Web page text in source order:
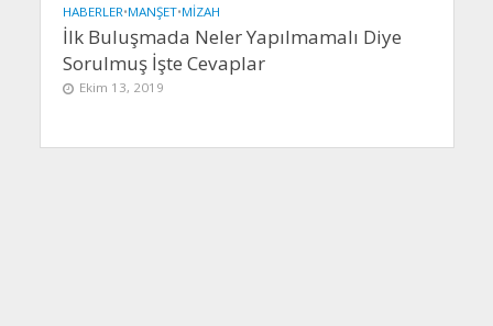
HABERLER•MANŞET•MIZAH
İlk Buluşmada Neler Yapılmamalı Diye
Sorulmuş İşte Cevaplar
Ekim 13, 2019